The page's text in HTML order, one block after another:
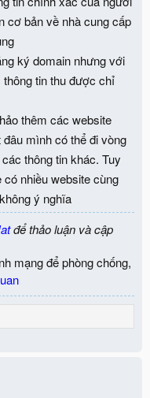
cơ bản về nhà cung cấp
ký domain nhưng với
tin thu được chỉ
thêm các website
mình có thể đi vòng
thông tin khác. Tuy
nhiều website cùng
ý nghĩa
để thảo luận và cập
mạng để phòng chống,